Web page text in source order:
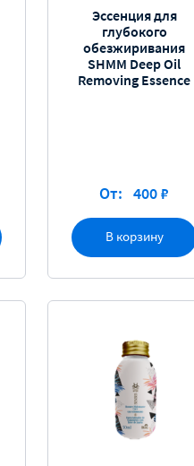
В корзину
Эссенция для
глубокого
обезжиривания
SHMM Deep Oil
Removing Essence
От: 400 ₽